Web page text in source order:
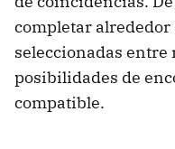
completar alrededor
seleccionadas
posibilidades de
compatible.